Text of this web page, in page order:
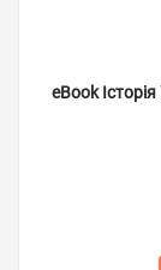
eBook